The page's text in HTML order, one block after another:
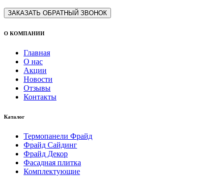
ЗАКАЗАТЬ ОБРАТНЫЙ ЗВОНОК
О КОМПАНИИ
Главная
О нас
Акции
Новости
Отзывы
Контакты
Каталог
Термопанели Фрайд
Фрайд Сайдинг
Фрайд Декор
Фасадная плитка
Комплектующие